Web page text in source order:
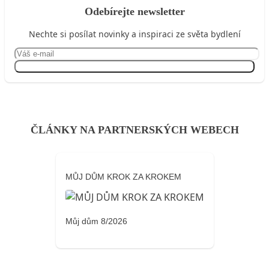
Odebírejte newsletter
Nechte si posílat novinky a inspiraci ze světa bydlení
ČLÁNKY NA PARTNERSKÝCH WEBECH
MŮJ DŮM KROK ZA KROKEM
Můj dům 8/2026